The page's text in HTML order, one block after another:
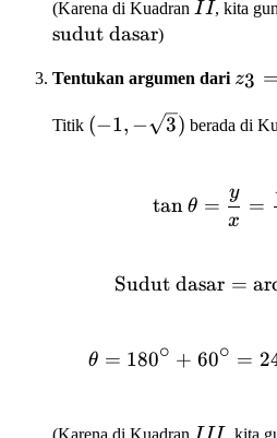
(Karena di Kuadran II
II, kita
sudut dasar)
Tentukan argumen dari z_3
z3 =
Titik (-1, -
(−1, − 3) berada di
tan θ =
x
y
=
Sudut dasar =
θ = 180∘ + 60∘ =
(Karena di Kuadran , kita